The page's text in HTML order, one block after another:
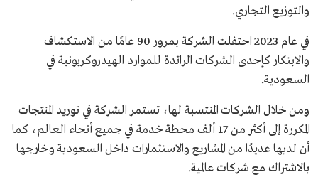
والتوزيع التجاري.
في عام 2023 احتفلت الشركة بمرور 90 عامًا من الاستكشاف
والابتكار كإحدى الشركات الرائدة للموارد الهيدروكربونية في
السعودية.
ومن خلال الشركات المنتسبة لها، تستمر الشركة في توريد المنتجات
المكررة إلى أكثر من 17 ألف محطة خدمة في جميع أنحاء العالم، كما
أن لديها عديدًا من المشاريع والاستثمارات داخل السعودية وخارجها
بالاشتراك مع شركات عالمية.